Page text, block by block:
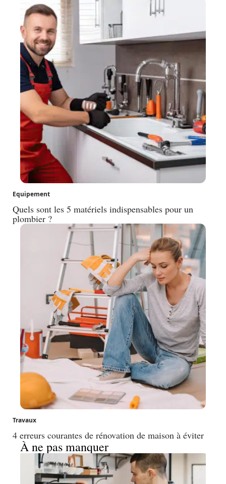
Equipement
Quels sont les 5 matériels indispensables pour un
plombier ?
Travaux
4 erreurs courantes de rénovation de maison à éviter
À ne pas manquer